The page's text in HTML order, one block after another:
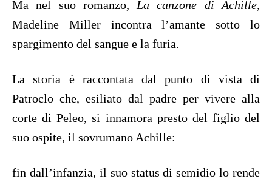
Ma nel suo romanzo, La canzone di Achille,
Madeline Miller incontra l’amante sotto lo
spargimento del sangue e la furia.
La storia è raccontata dal punto di vista di
Patroclo che, esiliato dal padre per vivere alla
corte di Peleo, si innamora presto del figlio del
suo ospite, il sovrumano Achille:
fin dall’infanzia, il suo status di semidio lo rende